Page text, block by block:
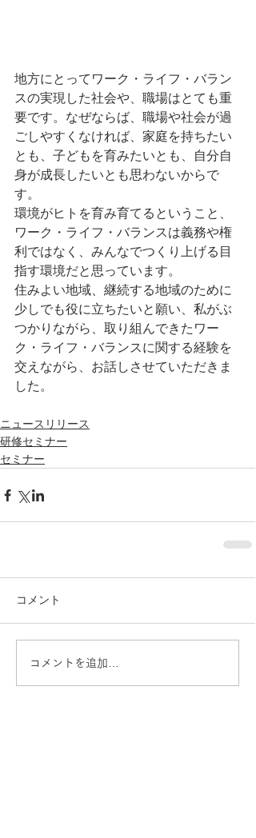
地方にとってワーク・ライフ・バラン
スの実現した社会や、職場はとても重
要です。なぜならば、職場や社会が過
ごしやすくなければ、家庭を持ちたい
とも、子どもを育みたいとも、自分自
身が成長したいとも思わないからで
す。
環境がヒトを育み育てるということ、
ワーク・ライフ・バランスは義務や権
利ではなく、みんなでつくり上げる目
指す環境だと思っています。
住みよい地域、継続する地域のために
少しでも役に立ちたいと願い、私がぶ
つかりながら、取り組んできたワー
ク・ライフ・バランスに関する経験を
交えながら、お話しさせていただきま
した。
ニュースリリース
研修セミナー
セミナー
コメント
コメントを追加…